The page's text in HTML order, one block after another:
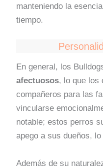
manteniendo la
tiempo.
En general, los
afectuosos, lo que los
compañeros para las
vincularse
notable; estos perros
apego a sus dueños,
Además de su